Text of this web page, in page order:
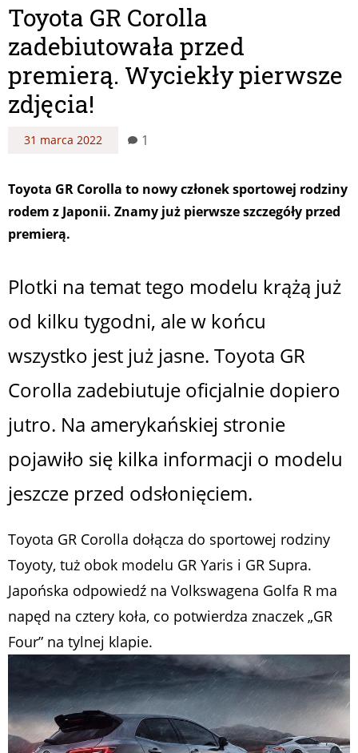
Toyota GR Corolla
zadebiutowała przed
premierą. Wyciekły pierwsze
zdjęcia!
31 marca 2022 1
Toyota GR Corolla to nowy członek sportowej rodziny
rodem z Japonii. Znamy już pierwsze szczegóły przed
premierą.
Plotki na temat tego modelu krążą już
od kilku tygodni, ale w końcu
wszystko jest już jasne. Toyota GR
Corolla zadebiutuje oficjalnie dopiero
jutro. Na amerykańskiej stronie
pojawiło się kilka informacji o modelu
jeszcze przed odsłonięciem.
Toyota GR Corolla dołącza do sportowej rodziny
Toyoty, tuż obok modelu GR Yaris i GR Supra.
Japońska odpowiedź na Volkswagena Golfa R ma
napęd na cztery koła, co potwierdza znaczek „GR
Four” na tylnej klapie.